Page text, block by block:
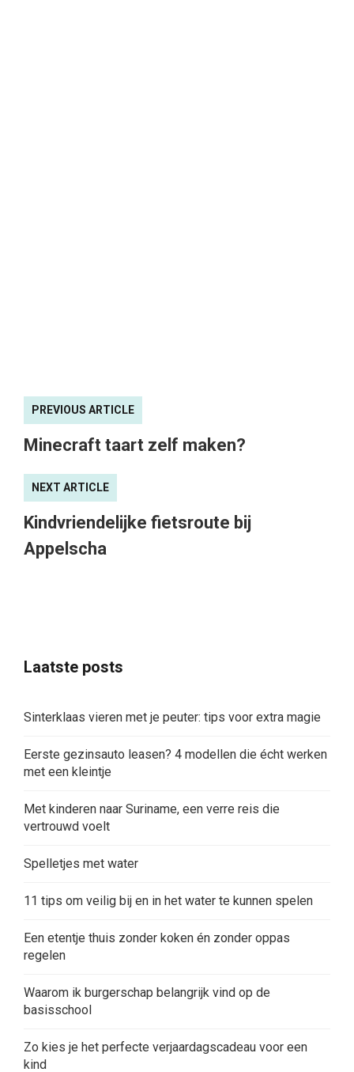
PREVIOUS ARTICLE
Minecraft taart zelf maken?
NEXT ARTICLE
Kindvriendelijke fietsroute bij
Appelscha
Laatste posts
Sinterklaas vieren met je peuter: tips voor extra magie
Eerste gezinsauto leasen? 4 modellen die écht werken
met een kleintje
Met kinderen naar Suriname, een verre reis die
vertrouwd voelt
Spelletjes met water
11 tips om veilig bij en in het water te kunnen spelen
Een etentje thuis zonder koken én zonder oppas
regelen
Waarom ik burgerschap belangrijk vind op de
basisschool
Zo kies je het perfecte verjaardagscadeau voor een
kind